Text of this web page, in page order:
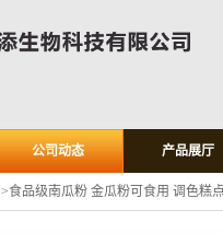
公司动态 产品展厅
>食品级南瓜粉 金瓜粉可食用 调色糕